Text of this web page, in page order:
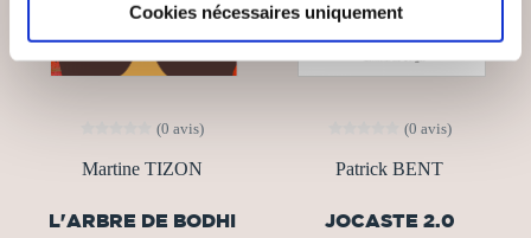
Cookies nécessaires uniquement
(0 avis)
Martine TIZON
L'ARBRE DE BODHI
(0 avis)
Patrick BENT
JOCASTE 2.0